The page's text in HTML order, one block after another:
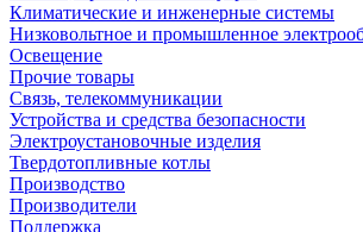
Климатические и инженерные системы
Низковольтное и промышленное
Освещение
Прочие товары
Связь, телекоммуникации
Устройства и средства безопасности
Электроустановочные изделия
Твердотопливные котлы
Производство
Производители
Поддержка